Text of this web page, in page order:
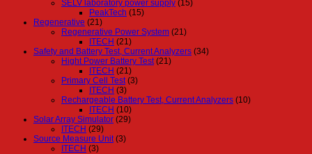
SELV laboratory power supply (15)
PeakTech (15)
Regenerative (21)
Regenerative Power System (21)
ITECH (21)
Safety and Battery Test, Current Analyzers (34)
Hight Power Battery Test (21)
ITECH (21)
Primary Cell Test (3)
ITECH (3)
Rechargeable Battery Test, Current Analyzers (10)
ITECH (10)
Solar Array Simulator (29)
ITECH (29)
Source Measure Unit (3)
ITECH (3)